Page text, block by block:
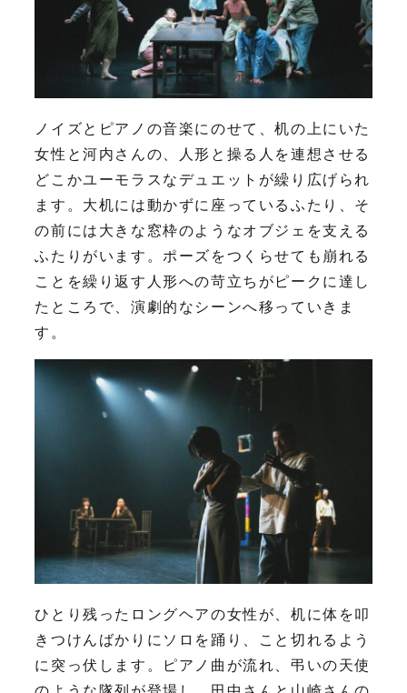
ノイズとピアノの音楽にのせて、机の上にいた
女性と河内さんの、人形と操る人を連想させる
どこかユーモラスなデュエットが繰り広げられ
ます。大机には動かずに座っているふたり、そ
の前には大きな窓枠のようなオブジェを支える
ふたりがいます。ポーズをつくらせても崩れる
ことを繰り返す人形への苛立ちがピークに達し
たところで、演劇的なシーンへ移っていきま
す。
ひとり残ったロングヘアの女性が、机に体を叩
きつけんばかりにソロを踊り、こと切れるよう
に突っ伏します。ピアノ曲が流れ、弔いの天使